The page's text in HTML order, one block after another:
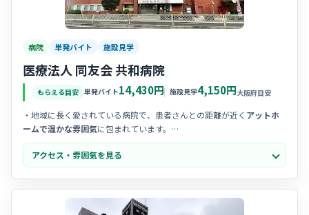
病院 単発バイト 施設見学
医療法人 同友会 共和病院
もらえる目安 単発バイト14,430円 施設見学4,150円大阪府目安
・地域に長く愛されている病院で、患者さんとの距離が近く アットホ
ームで温かな雰囲気に包まれています。
・スタッフ同士のコミュニケーションが活発で、困ったときにはすぐ
に相談し合える、風通しの良い人間関係が自慢の職場です。
・「お互い様」の精神が根付いており、チームワークを大切にする文
アクセス・雰囲気を見る